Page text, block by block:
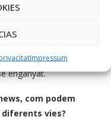
Impressum
amplificar els seus
En aquest cas, el
amb algunhashtag
enganyat.
com podem
vies?